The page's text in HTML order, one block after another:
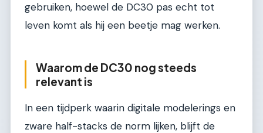
gebruiken, hoewel de DC30 pas echt tot
leven komt als hij een beetje mag werken.
Waarom de DC30 nog steeds
relevant is
In een tijdperk waarin digitale modelerings en
zware half-stacks de norm lijken, blijft de